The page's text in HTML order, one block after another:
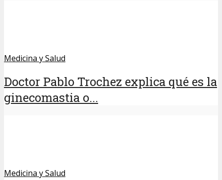
Medicina y Salud
Doctor Pablo Trochez explica qué es la
ginecomastia o...
Medicina y Salud